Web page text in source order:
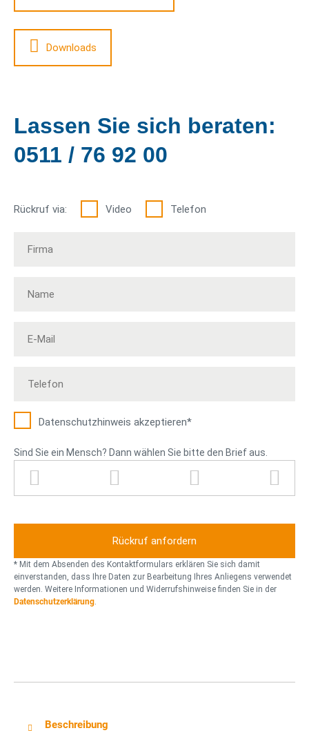
Downloads
Lassen Sie sich beraten:
0511 / 76 92 00
Rückruf via: Video Telefon
Datenschutz­hinweis akzeptieren*
Sind Sie ein Mensch? Dann wählen Sie bitte den Brief aus.
l
s
r
e
f
r
c
e
r
ü
l
o
n
* Mit dem Absenden des Kontaktformulars erklären Sie sich damit
einverstanden, dass Ihre Daten zur Bearbeitung Ihres Anliegens verwendet
werden. Weitere Informationen und Widerrufshinweise finden Sie in der
Datenschutzerklärung.
Beschreibung